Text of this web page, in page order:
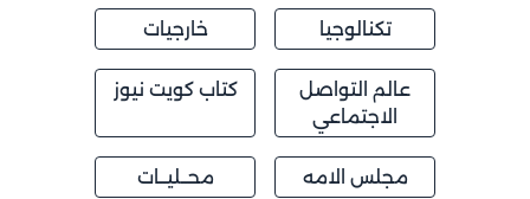
تكنالوجيا خارجيات
عالم التواصل
الاجتماعي
كتاب كويت نيوز
مجلس الامه محــليــات